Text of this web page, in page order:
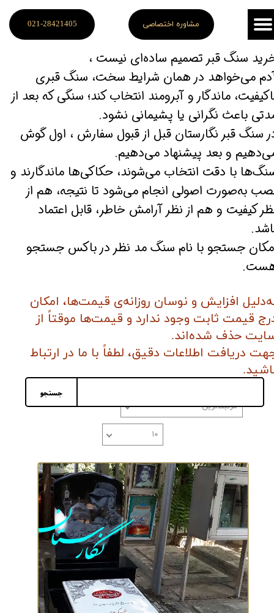
021-28421405 مشاوره اختصاصی
سنگ قبر تصمیم ساده‌ای نیست ،
می‌خواهد در همان شرایط سخت، سنگ قبری
ماندگار و آبرومند انتخاب کند؛ سنگی که بعد از
باعث نگرانی یا پشیمانی نشود.
سنگ قبر نگارستان قبل از قبول سفارش ، اول گوش
و بعد پیشنهاد می‌دهیم.
با دقت انتخاب می‌شوند، حکاکی‌ها ماندگارند و
به‌صورت اصولی انجام می‌شود تا نتیجه، هم از
کیفیت و هم از نظر آرامش خاطر، قابل اعتماد
جستجو با نام سنگ مد نظر در باکس جستجو
افزایش و نوسان روزانه‌ی قیمت‌ها، امکان
قیمت ثابت وجود ندارد و قیمت‌ها موقتاً از
حذف شده‌اند.
دریافت اطلاعات دقیق، لطفاً با ما در ارتباط
.
مرتبط‌ترین
۱۰
جستجو